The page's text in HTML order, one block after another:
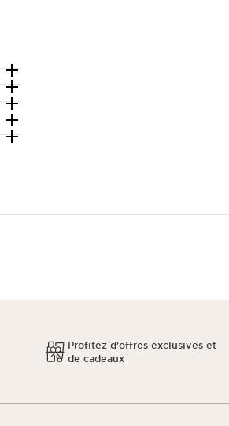
Profitez d'offres exclusives et
de cadeaux